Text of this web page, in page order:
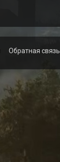
Обратная связь